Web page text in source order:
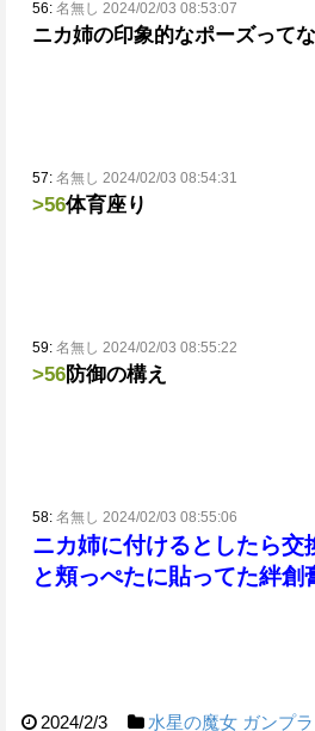
56: 名無し 2024/02/03 08:53:07
ニカ姉の印象的なポーズって
57: 名無し 2024/02/03 08:54:31
>56体育座り
59: 名無し 2024/02/03 08:55:22
>56防御の構え
58: 名無し 2024/02/03 08:55:06
ニカ姉に付けるとしたら交
と頬っぺたに貼ってた絆創
2024/2/3 水星の魔女 ガンプラ